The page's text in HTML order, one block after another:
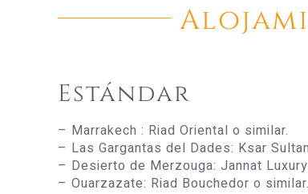
Estándar
– Marrakech : Riad Oriental o similar.
– Las Gargantas del Dades: Ksar
– Desierto de Merzouga: Jannat
– Ouarzazate: Riad Bouchedor o similar.